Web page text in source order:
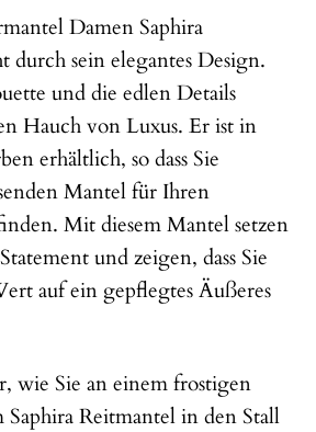
Damen Saphira
durch sein elegantes Design.
und die edlen Details
Hauch von Luxus. Er ist in
erhältlich, so dass Sie
Mantel für Ihren
Mit diesem Mantel setzen
und zeigen, dass Sie
auf ein gepflegtes Äußeres
wie Sie an einem frostigen
Reitmantel in den Stall